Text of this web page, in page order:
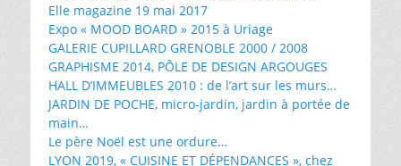
Elle magazine 19 mai 2017
Expo « MOOD BOARD » 2015 à Uriage
GALERIE CUPILLARD GRENOBLE 2000 / 2008
GRAPHISME 2014, PÔLE DE DESIGN ARGOUGES
HALL D’IMMEUBLES 2010 : de l’art sur les murs…
JARDIN DE POCHE, micro-jardin, jardin à portée de
main…
Le père Noël est une ordure…
LYON 2019, « CUISINE ET DÉPENDANCES », chez